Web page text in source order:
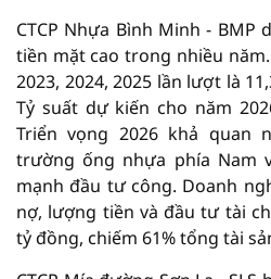
CTCP Nhựa Bình Minh -
tiền mặt cao trong nhiều
2023, 2024, 2025 lần lượt là
Tỷ suất dự kiến cho năm
Triển vọng 2026 khả quan
trường ống nhựa phía Nam
mạnh đầu tư công. Doanh
nợ, lượng tiền và đầu tư tài
tỷ đồng, chiếm 61% tổng tài